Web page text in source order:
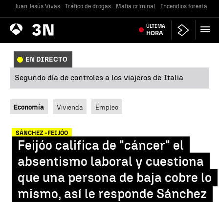
Juan Jesús Vivas Tráfico de drogas Mafia criminal Incendios forestales
Antena
3 Noticias ÚLTIMA
HORA
EN DIRECTO
Segundo día de controles a los viajeros de Italia
Economía Vivienda Empleo
SÁNCHEZ -FEIJÓO
Feijóo califica de "cáncer" el
absentismo laboral y cuestiona
que una persona de baja cobre lo
mismo, así le responde Sánchez